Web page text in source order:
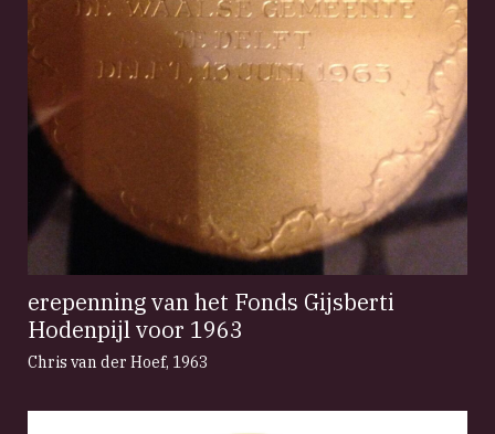
erepenning van het Fonds Gijsberti
Hodenpijl voor 1963
Chris van der Hoef, 1963